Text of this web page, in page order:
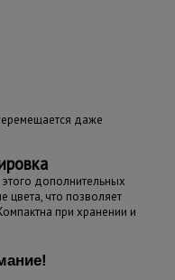
даже
дополнительных
цвета, что позволяет
при хранении и